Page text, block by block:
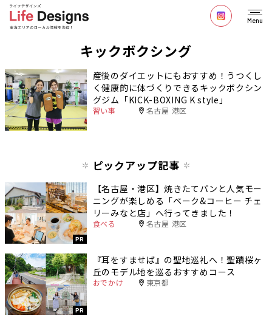
Menu
キックボクシング
産後のダイエットにもおすすめ！うつくし
く健康的に体づくりできるキックボクシン
グジム「KICK-BOXING K style」
習い事 名古屋 港区
ピックアップ記事
PR
【名古屋・港区】焼きたてパンと人気モー
ニングが楽しめる「ベーク&コーヒー チェ
リーみなと店」へ行ってきました！
食べる 名古屋 港区
PR
『耳をすませば』の聖地巡礼へ！聖蹟桜ヶ
丘のモデル地を巡るおすすめコース
おでかけ 東京都